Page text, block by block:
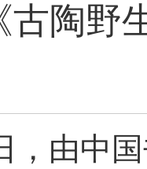
古陶
，由中